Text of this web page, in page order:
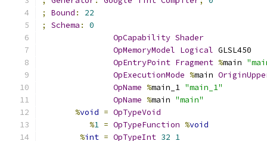
;
Bound :
22
;
Schema :
0
OpCapability Shader
OpMemoryModel Logical GLSL450
OpEntryPoint Fragment %main
OpExecutionMode %main
OpName %main_1 "main_1"
OpName %main "main"
%void = OpTypeVoid
%1 = OpTypeFunction %void
%int = OpTypeInt 32 1